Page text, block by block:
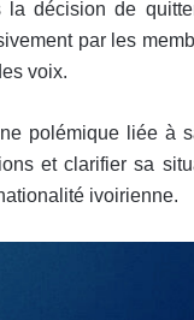
la décision de
par les
voix.
polémique liée à
et clarifier sa
ivoirienne.